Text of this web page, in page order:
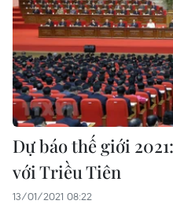
Dự báo thế giới
với Triều Tiên
13/01/2021 08:22